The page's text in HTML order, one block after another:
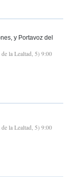
y Portavoz del
la Lealtad, 5) 9:00
la Lealtad, 5) 9:00